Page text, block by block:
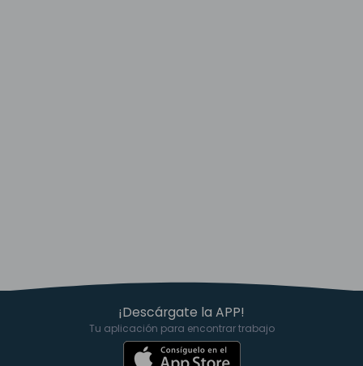
¡Descárgate la APP!
Tu aplicación para encontrar trabajo